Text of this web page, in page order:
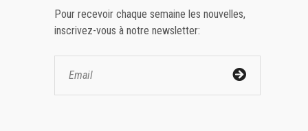
Pour recevoir chaque semaine les nouvelles,
inscrivez-vous à notre newsletter: